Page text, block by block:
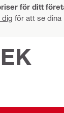
för ditt
dig för att se dina